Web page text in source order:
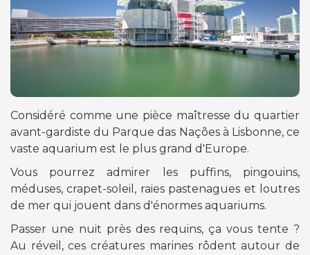
Considéré comme une pièce maîtresse du quartier
avant-gardiste du Parque das Nações à Lisbonne, ce
vaste aquarium est le plus grand d'Europe.
Vous pourrez admirer les puffins, pingouins,
méduses, crapet-soleil, raies pastenagues et loutres
de mer qui jouent dans d'énormes aquariums.
Passer une nuit près des requins, ça vous tente ?
Au réveil, ces créatures marines rôdent autour de